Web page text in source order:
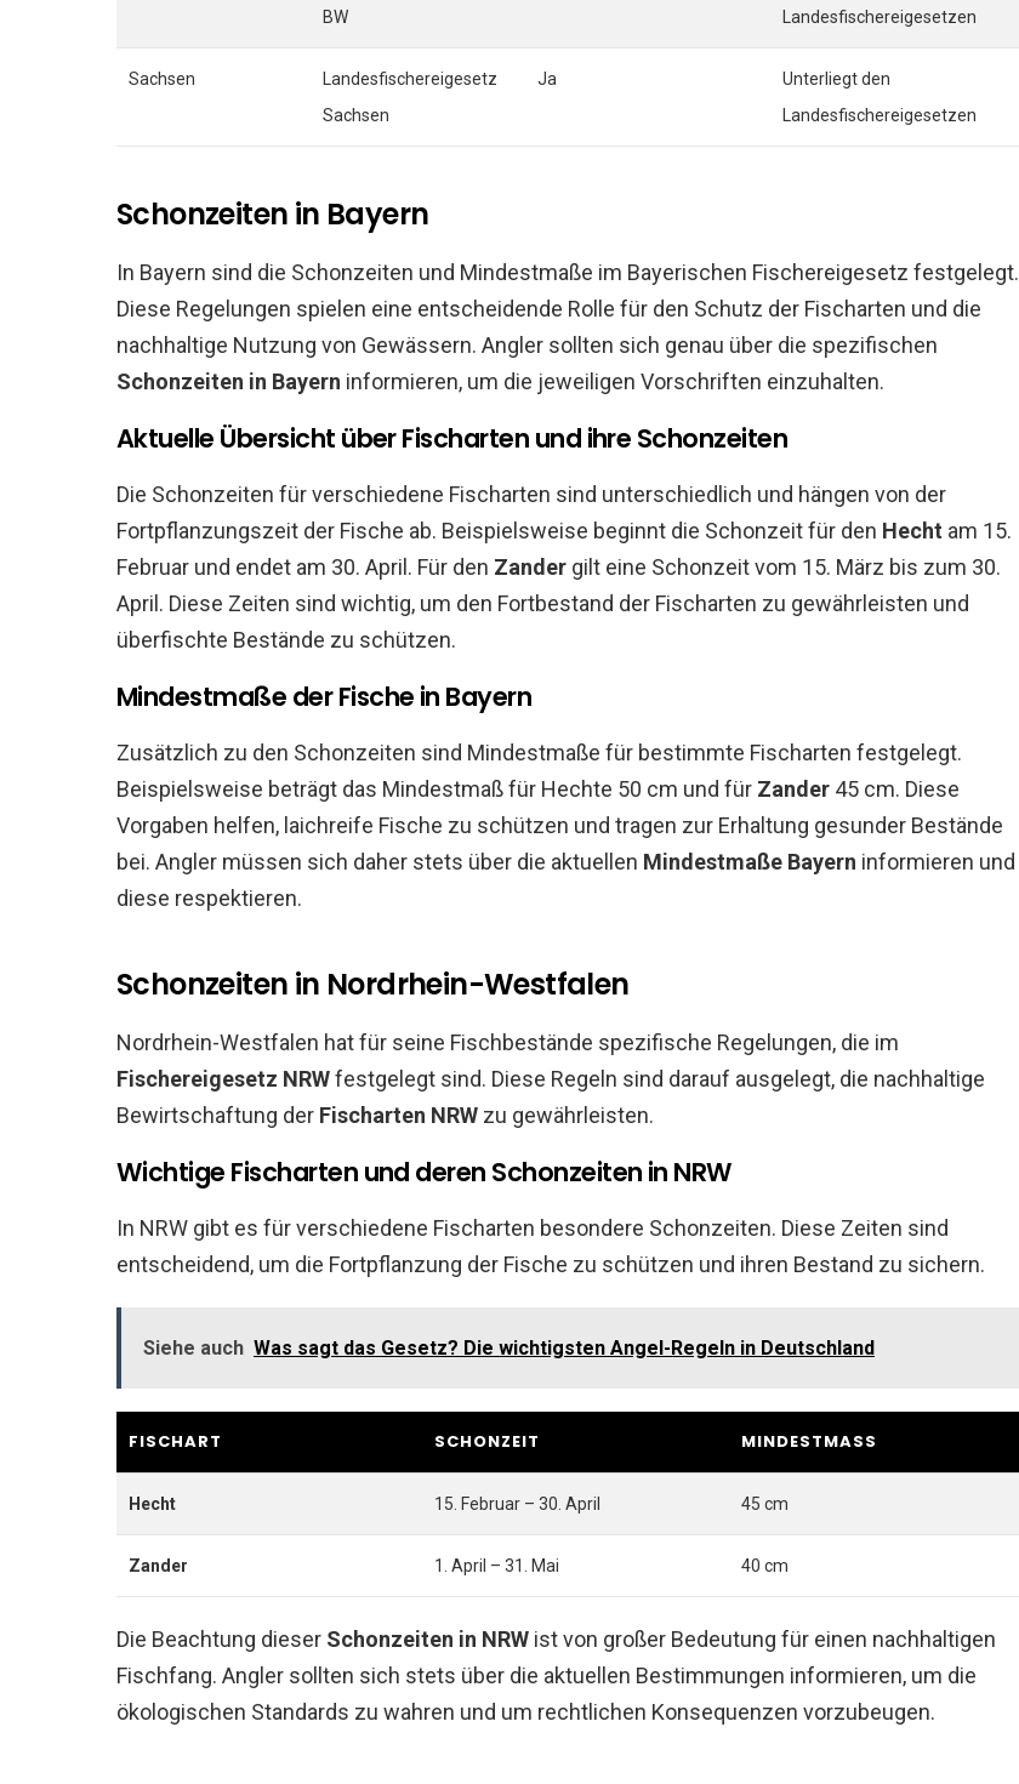
BW
Landesfischereigesetzen
Sachsen
Landesfischereigesetz
Sachsen
Ja
Unterliegt den
Landesfischereigesetzen
Schonzeiten in Bayern
In Bayern sind die Schonzeiten und Mindestmaße im Bayerischen Fischereigesetz festgelegt.
Diese Regelungen spielen eine entscheidende Rolle für den Schutz der Fischarten und die
nachhaltige Nutzung von Gewässern. Angler sollten sich genau über die spezifischen
Schonzeiten in Bayern informieren, um die jeweiligen Vorschriften einzuhalten.
Aktuelle Übersicht über Fischarten und ihre Schonzeiten
Die Schonzeiten für verschiedene Fischarten sind unterschiedlich und hängen von der
Fortpflanzungszeit der Fische ab. Beispielsweise beginnt die Schonzeit für den Hecht am 15.
Februar und endet am 30. April. Für den Zander gilt eine Schonzeit vom 15. März bis zum 30.
April. Diese Zeiten sind wichtig, um den Fortbestand der Fischarten zu gewährleisten und
überfischte Bestände zu schützen.
Mindestmaße der Fische in Bayern
Zusätzlich zu den Schonzeiten sind Mindestmaße für bestimmte Fischarten festgelegt.
Beispielsweise beträgt das Mindestmaß für Hechte 50 cm und für Zander 45 cm. Diese
Vorgaben helfen, laichreife Fische zu schützen und tragen zur Erhaltung gesunder Bestände
bei. Angler müssen sich daher stets über die aktuellen Mindestmaße Bayern informieren und
diese respektieren.
Schonzeiten in Nordrhein-Westfalen
Nordrhein-Westfalen hat für seine Fischbestände spezifische Regelungen, die im
Fischereigesetz NRWfestgelegt sind. Diese Regeln sind darauf ausgelegt, die nachhaltige
Bewirtschaftung der Fischarten NRW zu gewährleisten.
Wichtige Fischarten und deren Schonzeiten in NRW
In NRW gibt es für verschiedene Fischarten besondere Schonzeiten. Diese Zeiten sind
entscheidend, um die Fortpflanzung der Fische zu schützen und ihren Bestand zu sichern.
Siehe auch Was sagt das Gesetz? Die wichtigsten Angel-Regeln in Deutschland
FISCHART SCHONZEIT MINDESTMASS
Hecht 15. Februar – 30. April 45 cm
Zander 1. April – 31. Mai 40 cm
Die Beachtung dieser Schonzeiten in NRW ist von großer Bedeutung für einen nachhaltigen
Fischfang. Angler sollten sich stets über die aktuellen Bestimmungen informieren, um die
ökologischen Standards zu wahren und um rechtlichen Konsequenzen vorzubeugen.